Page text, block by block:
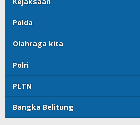
Polda
Olahraga kita
Polri
PLTN
Bangka Belitung